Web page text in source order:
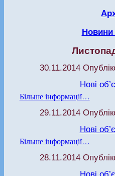
Новини
30.11.2014
Нові
Більше інформації…
29.11.2014
Нові
Більше інформації…
28.11.2014
Нові